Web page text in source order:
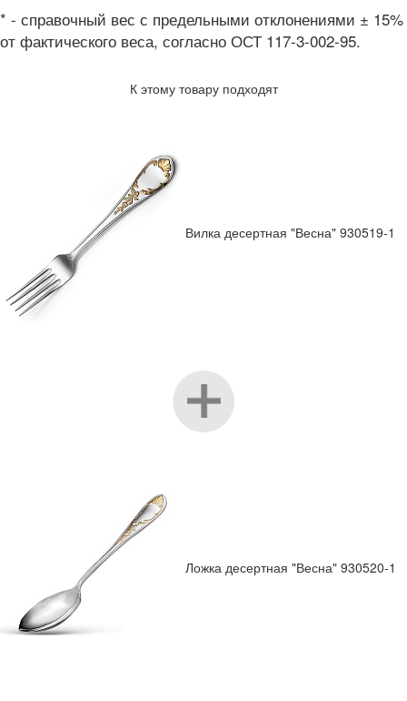
* - справочный вес с предельными отклонениями ± 15%
от фактического веса, согласно ОСТ 117-3-002-95.
К этому товару подходят
Вилка десертная "Весна" 930519-1
Ложка десертная "Весна" 930520-1